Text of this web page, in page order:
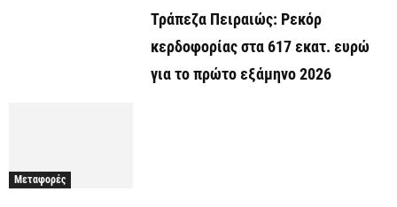
Τράπεζα Πειραιώς: Ρεκόρ
κερδοφορίας στα 617 εκατ. ευρώ
για το πρώτο εξάμηνο 2026
Μεταφορές